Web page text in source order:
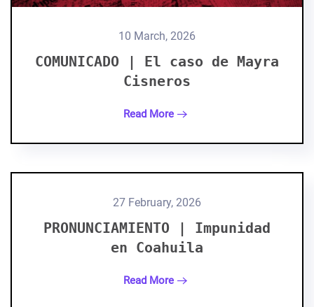
10 March, 2026
COMUNICADO | El caso de Mayra
Cisneros
Read More
27 February, 2026
PRONUNCIAMIENTO | Impunidad
en Coahuila
Read More